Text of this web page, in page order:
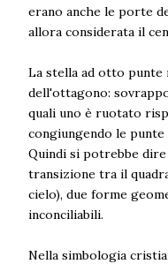
erano anche le porte
allora considerata il
La stella ad otto punte
dell'ottagono:
quali uno è ruotato
congiungendo le
Quindi si potrebbe
transizione tra il
cielo), due forme
inconciliabili.
Nella simbologia